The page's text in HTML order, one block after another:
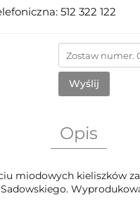
512 322 122
Wyślij
Opis
miodowych kieliszków